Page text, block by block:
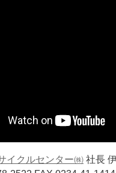
イクルセンター㈱ 社長